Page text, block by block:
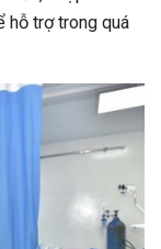
hỗ trợ trong quá